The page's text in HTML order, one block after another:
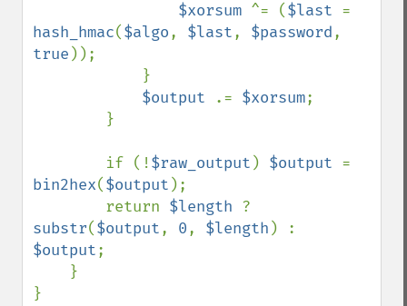
$xorsum ^= ($last
hash_hmac($algo, $last, $password
true ));
$output
.= $xorsum;
        if (!
$raw_output ) $output
bin2hex($output );
        return
$length
substr($output, 0, $length
$output;
}